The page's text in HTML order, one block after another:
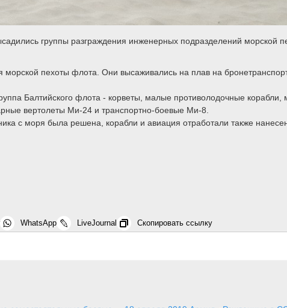
группы разграждения инженерных подразделений
пехоты флота. Они высаживались на плав на
Балтийского флота - корветы, малые противолодочные
вертолеты Ми-24 и транспортно-боевые Ми-8.
с моря была решена, корабли и авиация отработали также
WhatsApp LiveJournal Скопировать ссылку